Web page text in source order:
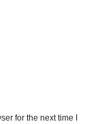
for the next time I